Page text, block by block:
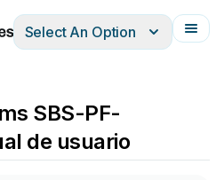
Français
Select An Option
SBS-PF-
de usuario